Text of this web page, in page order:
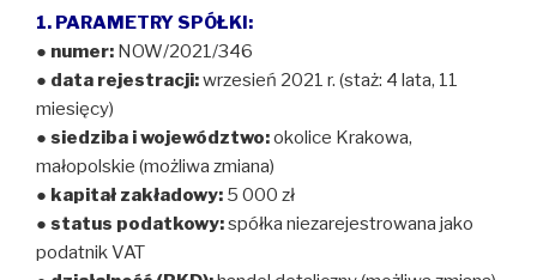
1. PARAMETRY SPÓŁKI:
● numer: NOW/2021/346
● data rejestracji:wrzesień 2021 r. (staż: 4 lata, 11
miesięcy)
● siedziba i województwo:okolice Krakowa,
małopolskie (możliwa zmiana)
● kapitał zakładowy: 5 000 zł
● status podatkowy:spółka niezarejestrowana jako
podatnik VAT